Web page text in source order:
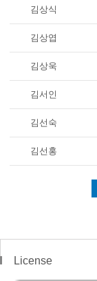
김상식
김상엽
김상욱
김서인
김선숙
김선홍
License